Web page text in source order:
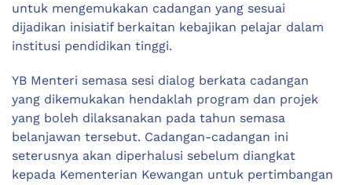
untuk mengemukakan cadangan yang sesuai
dijadikan inisiatif berkaitan kebajikan pelajar dalam
institusi pendidikan tinggi.
YB Menteri semasa sesi dialog berkata cadangan
yang dikemukakan hendaklah program dan projek
yang boleh dilaksanakan pada tahun semasa
belanjawan tersebut. Cadangan-cadangan ini
seterusnya akan diperhalusi sebelum diangkat
kepada Kementerian Kewangan untuk pertimbangan